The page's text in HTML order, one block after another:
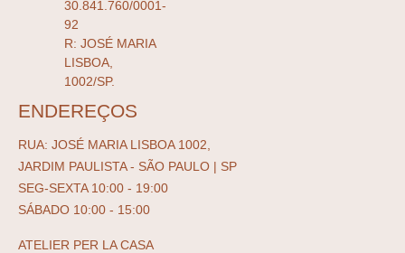
30.841.760/0001-
92
R: JOSÉ MARIA
LISBOA,
1002/SP.
ENDEREÇOS
RUA: JOSÉ MARIA LISBOA 1002,
JARDIM PAULISTA - SÃO PAULO | SP
SEG-SEXTA 10:00 - 19:00
SÁBADO 10:00 - 15:00
ATELIER PER LA CASA